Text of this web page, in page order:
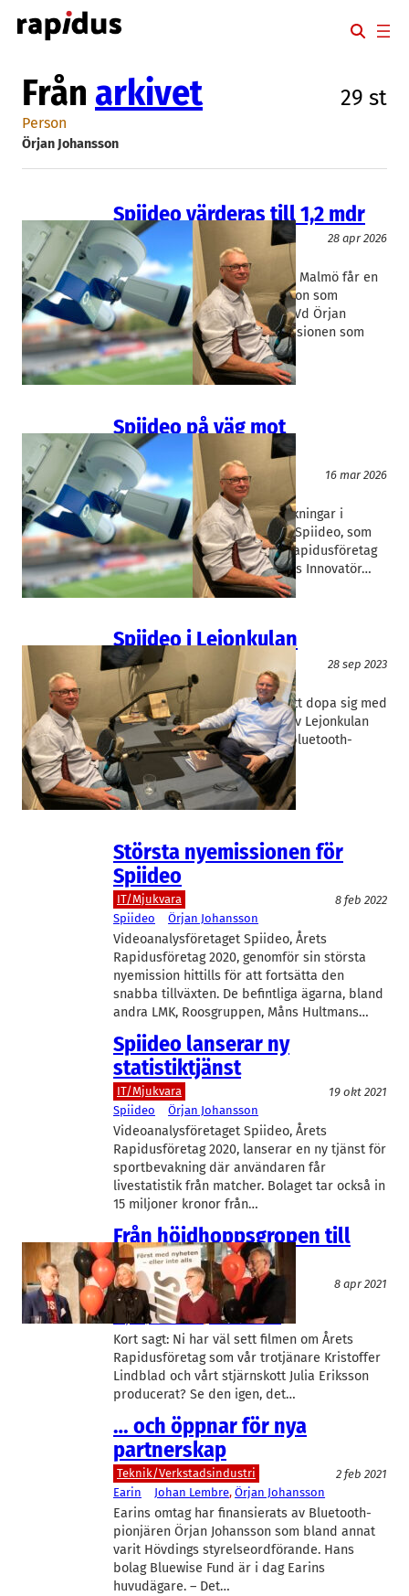
Hoppa
till
Från arkivet 29 st
Person
Örjan Johansson
Spiideo värderas till 1,2 mdr
Teknik/Verkstadsindustri
28 apr 2026
Spiideo
Örjan Johansson
Sportanalysföretaget Spiideo i Malmö får en
miljardvärdering i en nyemission som
registrerats hos Bolagsverket. Vd Örjan
Johansson betraktar dock emissionen som
”minimal”.
Spiideo på väg mot
lönsamhet
IT/Hårdvara
16 mar 2026
Spiideo
Örjan Johansson
Har du retat dig på VAR-granskningar i
fotbollsmatcher? Skyll inte på Spiideo, som
ligger bakom tekniken. Årets Rapidusföretag
2020 är nu nominerat som Årets Innovatör…
Spiideo i Lejonkulan
Podd
28 sep 2023
Spiideo
Örjan Johansson
Hur vet man när det är dags att dopa sig med
VC-muskler? Tredje avsnittet av Lejonkulan
gästas av Spiideos grundare, bluetooth-
pionjären Örjan Johansson.
Största nyemissionen för
Spiideo
IT/Mjukvara
8 feb 2022
Spiideo
Örjan Johansson
Videoanalysföretaget Spiideo, Årets
Rapidusföretag 2020, genomför sin största
nyemission hittills för att fortsätta den
snabba tillväxten. De befintliga ägarna, bland
andra LMK, Roosgruppen, Måns Hultmans…
Spiideo lanserar ny
statistiktjänst
IT/Mjukvara
19 okt 2021
Spiideo
Örjan Johansson
Videoanalysföretaget Spiideo, Årets
Rapidusföretag 2020, lanserar en ny tjänst för
sportbevakning där användaren får
livestatistik från matcher. Bolaget tar också in
15 miljoner kronor från…
Från höjdhoppsgropen till
världsmarknaden
IT/Mjukvara
8 apr 2021
Rapidus, Spiideo
Örjan Johansson
, Patrik Olsson
Kort sagt: Ni har väl sett filmen om Årets
Rapidusföretag som vår trotjänare Kristoffer
Lindblad och vårt stjärnskott Julia Eriksson
producerat? Se den igen, det…
… och öppnar för nya
partnerskap
Teknik/Verkstadsindustri
2 feb 2021
Earin
Johan Lembre, Örjan Johansson
Earins omtag har finansierats av Bluetooth-
pionjären Örjan Johansson som bland annat
varit Hövdings styrelseordförande. Hans
bolag Bluewise Fund är i dag Earins
huvudägare. – Det…